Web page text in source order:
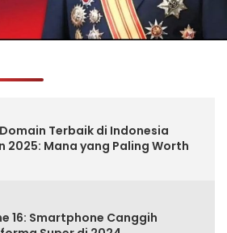
Terbaik di Indonesia
2025: Mana yang Paling Worth
16: Smartphone Canggih